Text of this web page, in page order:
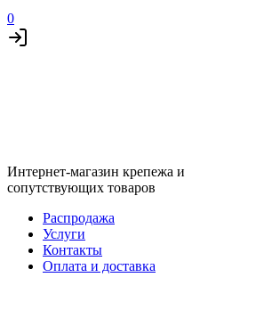
0
Интернет-магазин крепежа и
сопутствующих товаров
Распродажа
Услуги
Контакты
Оплата и доставка